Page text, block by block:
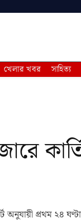
খেলার খবর সাহিত্য
অনুযায়ী প্রথম ২৪